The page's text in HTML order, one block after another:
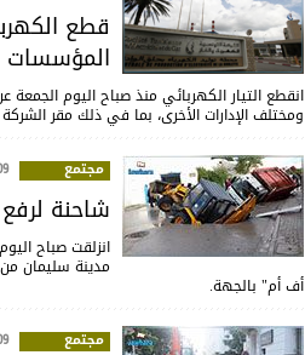
قطع
المؤسسات
انقطع التيار الكهربائي منذ صباح اليوم
ومختلف الإدارات الأخرى، بما في ذلك مقر الشركة
مجتمع
شاحنة
انزلقت صباح
مدينة سليمان من
أف أم" بالجهة.
مجتمع